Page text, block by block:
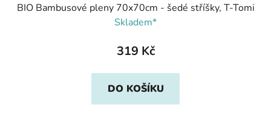
BIO Bambusové pleny 70x70cm - šedé stříšky, T-Tomi
Skladem*
319 Kč
DO KOŠÍKU